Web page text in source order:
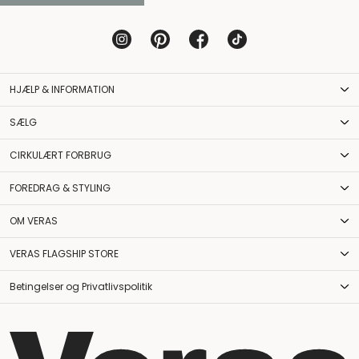
HJÆLP & INFORMATION
SÆLG
CIRKULÆRT FORBRUG
FOREDRAG & STYLING
OM VERAS
VERAS FLAGSHIP STORE
Betingelser og Privatlivspolitik